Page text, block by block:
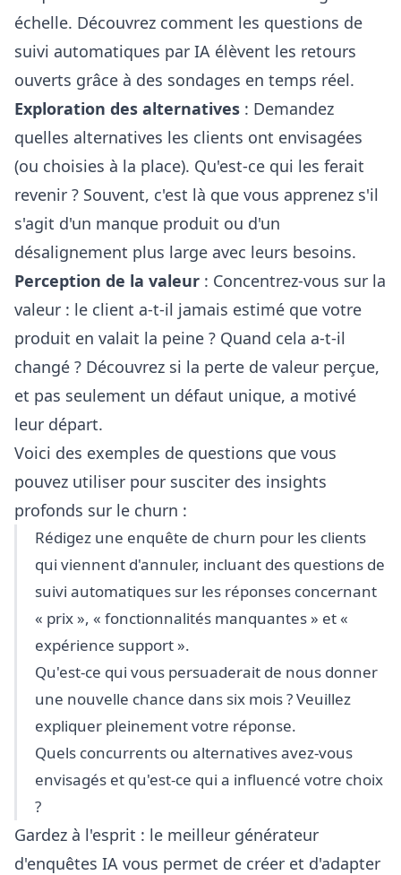
échelle. Découvrez comment les questions de
suivi automatiques par IA élèvent les retours
ouverts grâce à des sondages en temps réel.
Exploration des alternatives : Demandez
quelles alternatives les clients ont envisagées
(ou choisies à la place). Qu'est-ce qui les ferait
revenir ? Souvent, c'est là que vous apprenez s'il
s'agit d'un manque produit ou d'un
désalignement plus large avec leurs besoins.
Perception de la valeur : Concentrez-vous sur la
valeur : le client a-t-il jamais estimé que votre
produit en valait la peine ? Quand cela a-t-il
changé ? Découvrez si la perte de valeur perçue,
et pas seulement un défaut unique, a motivé
leur départ.
Voici des exemples de questions que vous
pouvez utiliser pour susciter des insights
profonds sur le churn :
Rédigez une enquête de churn pour les clients
qui viennent d'annuler, incluant des questions de
suivi automatiques sur les réponses concernant
« prix », « fonctionnalités manquantes » et «
expérience support ».
Qu'est-ce qui vous persuaderait de nous donner
une nouvelle chance dans six mois ? Veuillez
expliquer pleinement votre réponse.
Quels concurrents ou alternatives avez-vous
envisagés et qu'est-ce qui a influencé votre choix
?
Gardez à l'esprit : le meilleur générateur
d'enquêtes IA vous permet de créer et d'adapter